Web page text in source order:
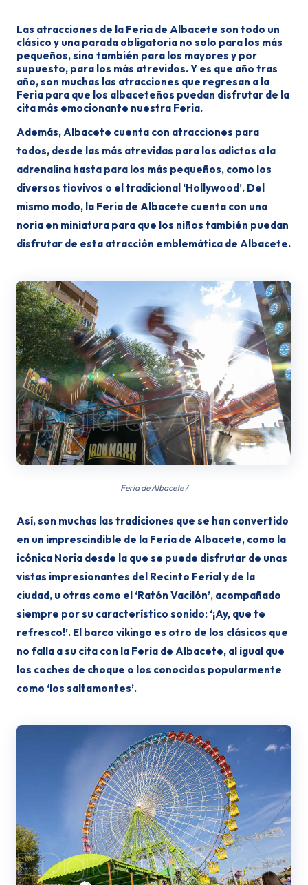
Las atracciones de la Feria de Albacete son todo un
clásico y una parada obligatoria no solo para los más
pequeños, sino también para los mayores y por
supuesto, para los más atrevidos. Y es que año tras
año, son muchas las atracciones que regresan a la
Feria para que los albaceteños puedan disfrutar de la
cita más emocionante nuestra Feria.
Además, Albacete cuenta con atracciones para
todos, desde las más atrevidas para los adictos a la
adrenalina hasta para los más pequeños, como los
diversos tiovivos o el tradicional ‘Hollywood’. Del
mismo modo, la Feria de Albacete cuenta con una
noria en miniatura para que los niños también puedan
disfrutar de esta atracción emblemática de Albacete.
Feria de Albacete /
Así, son muchas las tradiciones que se han convertido
en un imprescindible de la Feria de Albacete, como la
icónica Noria desde la que se puede disfrutar de unas
vistas impresionantes del Recinto Ferial y de la
ciudad, u otras como el ‘Ratón Vacilón’, acompañado
siempre por su característico sonido: ‘¡Ay, que te
refresco!’. El barco vikingo es otro de los clásicos que
no falla a su cita con la Feria de Albacete, al igual que
los coches de choque o los conocidos popularmente
como ‘los saltamontes’.